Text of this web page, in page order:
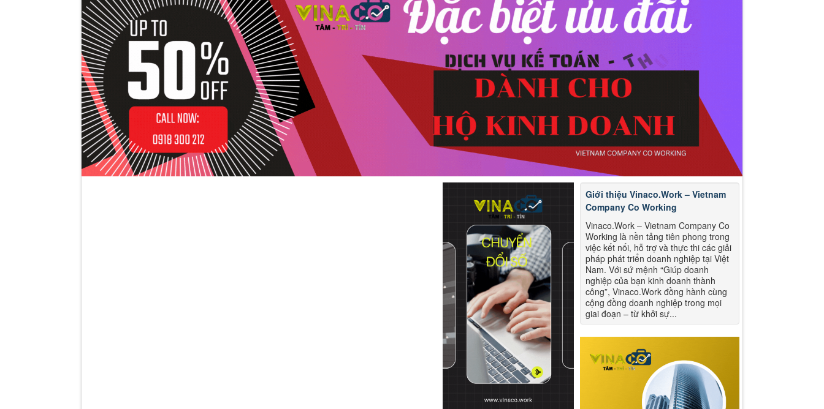
Giới thiệu Vinaco.Work – Vietnam
Company Co Working
Vinaco.Work – Vietnam Company Co
Working là nền tảng tiên phong trong
việc kết nối, hỗ trợ và thực thi các giải
pháp phát triển doanh nghiệp tại Việt
Nam. Với sứ mệnh “Giúp doanh
nghiệp của bạn kinh doanh thành
công”, Vinaco.Work đồng hành cùng
cộng đồng doanh nghiệp trong mọi
giai đoạn – từ khởi sự...